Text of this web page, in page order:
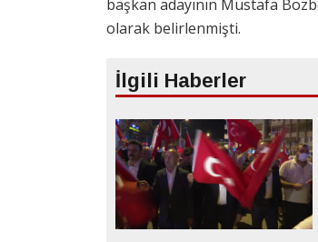
başkan adayının Mustafa
olarak belirlenmişti.
İlgili Haberler